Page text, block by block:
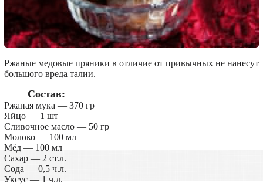
Ржаные медовые пряники в отличие от привычных не нанесут
большого вреда талии.
Состав:
Ржаная мука — 370 гр
Яйцо — 1 шт
Сливочное масло — 50 гр
Молоко — 100 мл
Мёд — 100 мл
Сахар — 2 ст.л.
Сода — 0,5 ч.л.
Уксус — 1 ч.л.